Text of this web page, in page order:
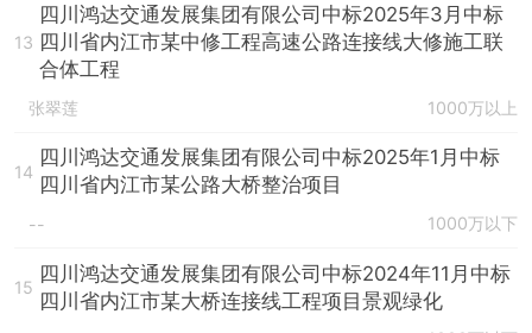
13
四川鸿达交通发展集团有限公司中标2025年3月中标
四川省内江市某中修工程高速公路连接线大修施工联
合体工程
张翠莲 1000万以上
14
四川鸿达交通发展集团有限公司中标2025年1月中标
四川省内江市某公路大桥整治项目
-- 1000万以下
15
四川鸿达交通发展集团有限公司中标2024年11月中标
四川省内江市某大桥连接线工程项目景观绿化